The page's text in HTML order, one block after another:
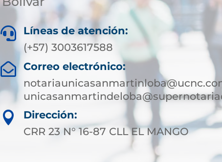

Líneas de atención:
(+57) 3003617588

Correo electrónico:

Dirección:
CRR 23 N° 16-87 CLL EL MANGO